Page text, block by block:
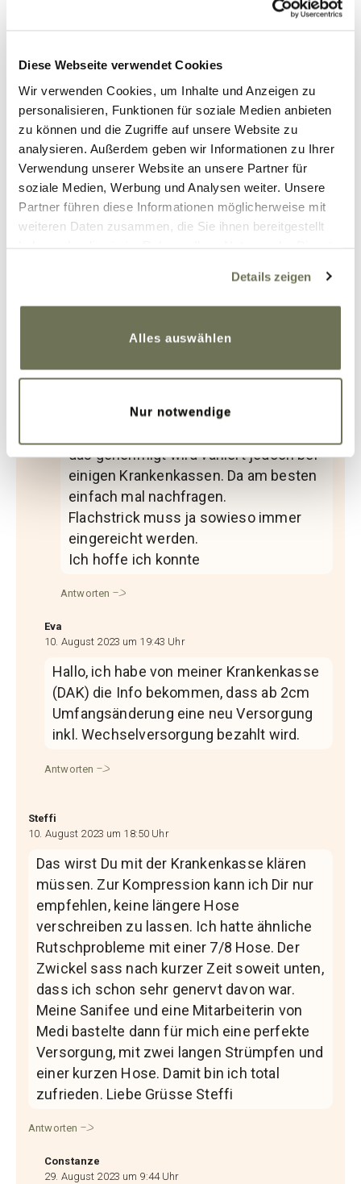
Diese Webseite verwendet Cookies
Wir verwenden Cookies, um Inhalte und Anzeigen zu
personalisieren, Funktionen für soziale Medien anbieten
zu können und die Zugriffe auf unsere Website zu
analysieren. Außerdem geben wir Informationen zu Ihrer
Verwendung unserer Website an unsere Partner für
soziale Medien, Werbung und Analysen weiter. Unsere
Partner führen diese Informationen möglicherweise mit
weiteren Daten zusammen, die Sie ihnen bereitgestellt
Cookies, wenn Sie unsere Webseite weiterhin nutzen.
Weitere Informationen finden Sie in unserer
Details zeigen
Alles auswählen
Nur notwendige
22. September 2024 um 23:03 Uhr
Hallo
Ich arbeite selber in einem
Sanitätshaus. Am besten ist immer
eine 2-teilige Versorgung also eine
Radlerhose und Oberschenkellange
Strümpfe oder eine Bermudas und
Schon alleine wenn man unterwegs
auf Toilette geht ist das einfacher.
Kassen weitere Versorgungen. Bis zu
Umständen meistens gar kein
das genehmigt wird variiert jedoch bei
einigen Krankenkassen. Da am besten
einfach mal nachfragen.
Flachstrick muss ja sowieso immer
eingereicht werden.
Ich hoffe ich konnte
Antworten
Eva
10. August 2023 um 19:43 Uhr
Hallo, ich habe von meiner Krankenkasse
(DAK) die Info bekommen, dass ab 2cm
Umfangsänderung eine neu Versorgung
inkl. Wechselversorgung bezahlt wird.
Antworten
Steffi
10. August 2023 um 18:50 Uhr
Das wirst Du mit der Krankenkasse klären
müssen. Zur Kompression kann ich Dir nur
empfehlen, keine längere Hose
verschreiben zu lassen. Ich hatte ähnliche
Rutschprobleme mit einer 7/8 Hose. Der
Zwickel sass nach kurzer Zeit soweit unten,
dass ich schon sehr genervt davon war.
Meine Sanifee und eine Mitarbeiterin von
Medi bastelte dann für mich eine perfekte
Versorgung, mit zwei langen Strümpfen und
einer kurzen Hose. Damit bin ich total
zufrieden. Liebe Grüsse Steffi
Antworten
Constanze
29. August 2023 um 9:44 Uhr